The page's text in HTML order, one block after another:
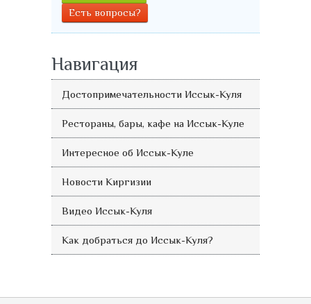
Есть вопросы?
Навигация
Достопримечательности Иссык-Куля
Рестораны, бары, кафе на Иссык-Куле
Интересное об Иссык-Куле
Новости Киргизии
Видео Иссык-Куля
Как добраться до Иссык-Куля?